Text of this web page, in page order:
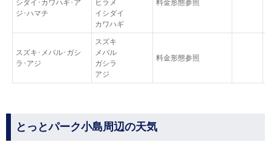
シダイ･カワハギ･ア
ジ･ハマチ
ヒラメ
イシダイ
カワハギ
料金形態参照
スズキ･メバル･ガシ
ラ･アジ
スズキ
メバル
ガシラ
アジ
料金形態参照
とっとパーク小島周辺の天気